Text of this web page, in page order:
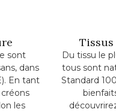
sont
dans
En tant
les
Du tissu le
tous sont
Standard